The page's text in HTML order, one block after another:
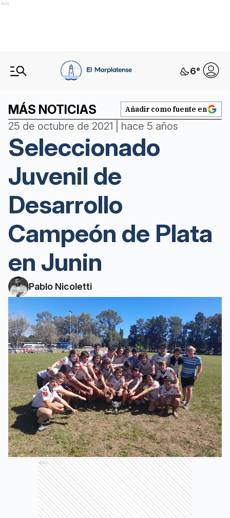
Ads
6°
MÁS NOTICIAS Añadir como fuente en
25 de octubre de 2021 | hace 5 años
Seleccionado
Juvenil de
Desarrollo
Campeón de Plata
en Junin
Pablo Nicoletti
Ads